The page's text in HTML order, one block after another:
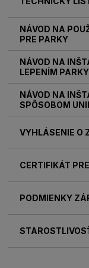
NÁVOD NA
PRE PARKY
NÁVOD NA
LEPENÍM PARKY
NÁVOD NA
SPÔSOBOM
VYHLÁSENIE O
CERTIFIKÁT
PODMIENKY